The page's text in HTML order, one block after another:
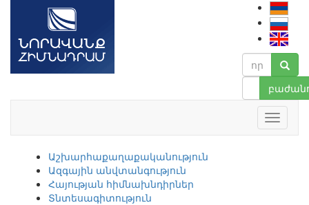
Աշխարհաքաղաքականություն
Ազգային անվտանգություն
Հայության հիմնախնդիրներ
Տնտեսագիտություն